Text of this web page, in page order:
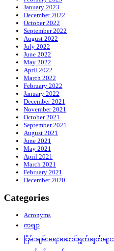
January 2023
December 2022
October 2022
September 2022
August 2022
July 2022
June 2022
May 2022
April 2022
March 2022
February 2022
January 2022
December 2021
November 2021
October 2021
September 2021
August 2021
June 2021
May 2021
April 2021
March 2021
February 2021
December 2020
Categories
Acronyms
ကဗျာ
ငြိမ်းချမ်းရေးဆောင်ရွက်ချက်များ